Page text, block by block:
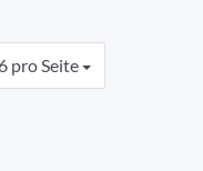
pro Seite
Seite